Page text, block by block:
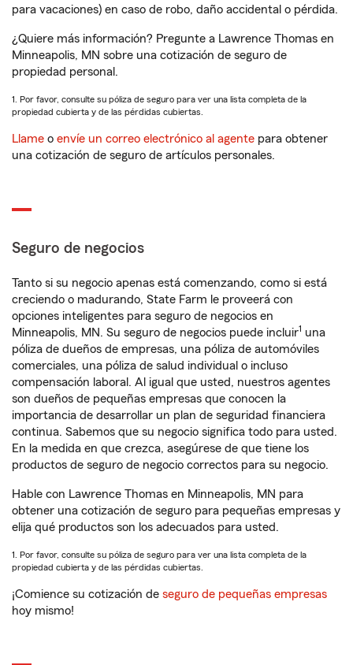
para vacaciones) en caso de robo, daño accidental o pérdida.
¿Quiere más información? Pregunte a Lawrence Thomas en
Minneapolis, MN sobre una cotización de seguro de
propiedad personal.
1. Por favor, consulte su póliza de seguro para ver una lista completa de la
propiedad cubierta y de las pérdidas cubiertas.
Llame o envíe un correo electrónico al agente para obtener
una cotización de seguro de artículos personales.
Seguro de negocios
Tanto si su negocio apenas está comenzando, como si está
creciendo o madurando, State Farm le proveerá con
opciones inteligentes para seguro de negocios en
Minneapolis, MN. Su seguro de negocios puede incluir1 una
póliza de dueños de empresas, una póliza de automóviles
comerciales, una póliza de salud individual o incluso
compensación laboral. Al igual que usted, nuestros agentes
son dueños de pequeñas empresas que conocen la
importancia de desarrollar un plan de seguridad financiera
continua. Sabemos que su negocio significa todo para usted.
En la medida en que crezca, asegúrese de que tiene los
productos de seguro de negocio correctos para su negocio.
Hable con Lawrence Thomas en Minneapolis, MN para
obtener una cotización de seguro para pequeñas empresas y
elija qué productos son los adecuados para usted.
1. Por favor, consulte su póliza de seguro para ver una lista completa de la
propiedad cubierta y de las pérdidas cubiertas.
¡Comience su cotización de seguro de pequeñas empresas
hoy mismo!